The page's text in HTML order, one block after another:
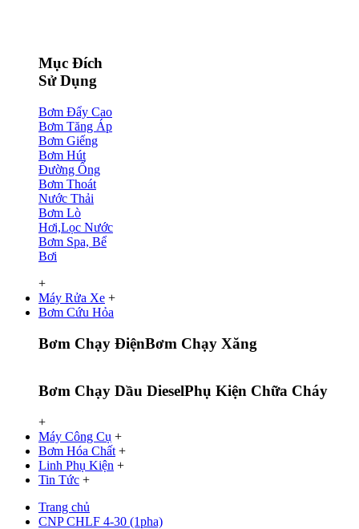
Mục Đích
Sử Dụng
Bơm Đẩy Cao
Bơm Tăng Áp
Bơm Giếng
Bơm Hút
Đường Ống
Bơm Thoát
Nước Thải
Bơm Lò
Hơi,Lọc Nước
Bơm Spa, Bể
Bơi
+
Máy Rửa Xe +
Bơm Cứu Hỏa
Bơm Chạy ĐiệnBơm Chạy Xăng
Bơm Chạy Dầu DieselPhụ Kiện Chữa Cháy
+
Máy Công Cụ +
Bơm Hóa Chất +
Linh Phụ Kiện +
Tin Tức +
Trang chủ
CNP CHLF 4-30 (1pha)